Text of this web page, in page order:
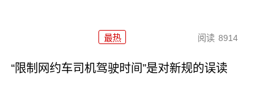
最热 阅读 8914
“限制网约车司机驾驶时间”是对新规的误读